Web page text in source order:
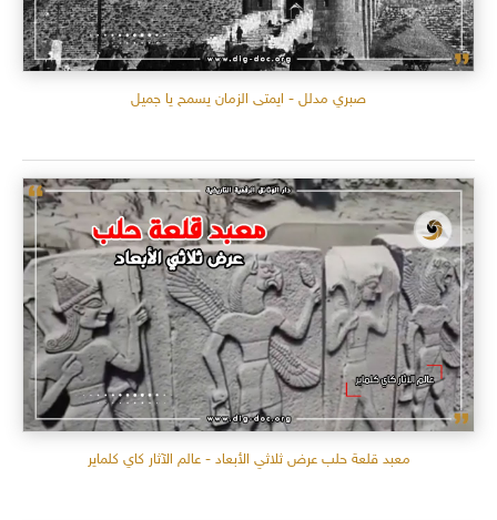
صبري مدلل - ايمتى الزمان يسمح يا جميل
معبد قلعة حلب عرض ثلاثي الأبعاد - عالم الآثار كاي كلماير